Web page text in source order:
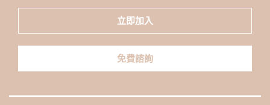
立即加入
免費諮詢